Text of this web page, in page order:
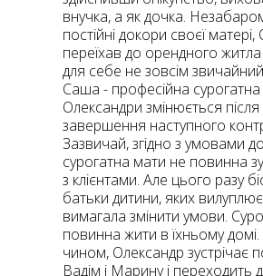
внучка, а як дочка.
постійні докори своєї
переїхав до орендного
для себе не зовсім
Саша - професійна
Олександри змінюється після
завершення наступного
Зазвичай, згідно з умовами
сурогатна мати не повинна
з клієнтами. Але цього разу
батьки дитини, яких
вимагала змінити умови.
повинна жити в їхньому
чином, Олександр зустрічає
Вадім і Марину і переходить